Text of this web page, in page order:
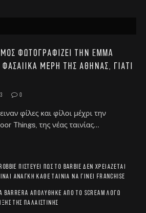
φωτογραφίζει την Emma
μέρη της Αθήνας, γιατί
0
φίλες και φίλοι μέχρι την
Things, της νέας ταινίας…
πιστεύει πως το Barbie δεν χρειάζεται
ανάγκη κάθε ταινία να γίνει franchise
Barrera απολύθηκε από το Scream λόγω
της Παλαιστίνης